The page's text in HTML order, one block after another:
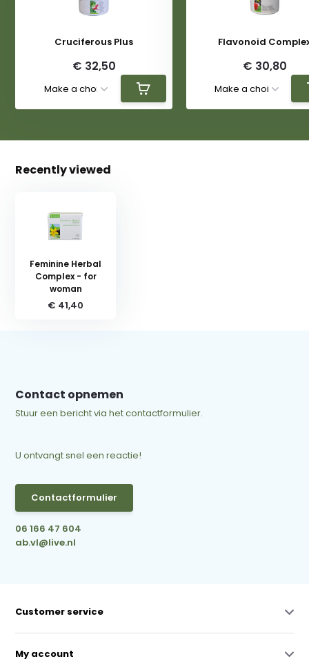
Cruciferous Plus
€ 32,50
Flavonoid
€ 30,80
Recently viewed
Feminine Herbal
Complex - for
woman
€ 41,40
Contact opnemen
Stuur een bericht via het contactformulier.
U ontvangt snel een reactie!
Contactformulier
06 166 47 604
ab.vl@live.nl
Customer service
My account